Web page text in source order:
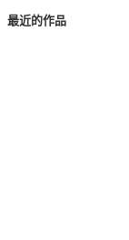
最近的作品